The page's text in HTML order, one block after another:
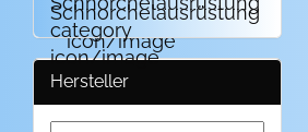
Schnorchelausrüstung
Hersteller